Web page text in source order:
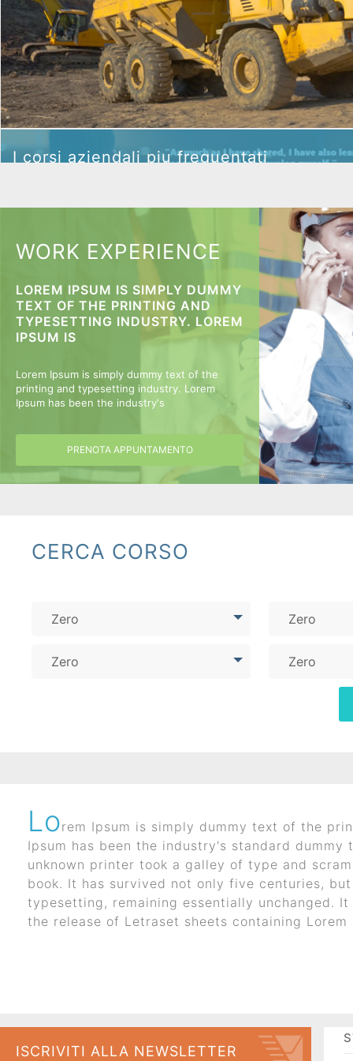
I corsi aziendali piu
frequentati
I corsi aziendali piu frequentati
I corsi aziendali piu frequentati
WORK EXPERIENCE
LOREM IPSUM IS SIMPLY DUMMY
TEXT OF THE PRINTING AND
TYPESETTING INDUSTRY. LOREM
IPSUM IS
Lorem Ipsum is simply dummy text of the
printing and typesetting industry. Lorem
Ipsum has been the industry's
PRENOTA APPUNTAMENTO
CERCA CORSO
Zero
Zero
Zero
Zero
Lorem Ipsum is simply dummy text of the
Ipsum has been the industry's standard dummy
unknown printer took a galley of type and
book. It has survived not only five centuries,
typesetting, remaining essentially unchanged.
the release of Letraset sheets containing Lorem
ISCRIVITI ALLA NEWSLETTER
I corsi aziendali piu frequentati
I corsi aziendali piu frequentati